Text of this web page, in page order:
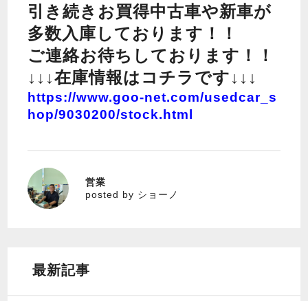
引き続きお買得中古車や新車が
多数入庫しております！！
ご連絡お待ちしております！！
↓↓↓在庫情報はコチラです↓↓↓
https://www.goo-net.com/usedcar_s
hop/9030200/stock.html
ショーノ
営業
posted by ショーノ
最新記事